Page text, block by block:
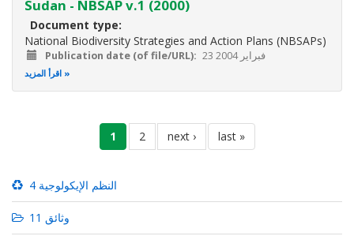
Sudan - NBSAP v.1 (2000)
Document type
National Biodiversity Strategies and Action Plans (NBSAPs)
Publication date (of file/URL) 23 فبراير 2004
اقرأ المزيد
current
page
1 الصفحة
2
next
page
next ›
last
page
last »
4 النظم الإيكولوجية
11 وثائق